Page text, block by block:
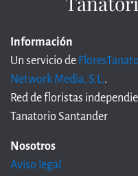
Información
Un servicio de
Network Media, S.L..
Red de floristas
Tanatorio Santander
Nosotros
Aviso legal